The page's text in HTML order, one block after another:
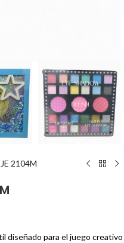
2104M
diseñado para el juego creativo